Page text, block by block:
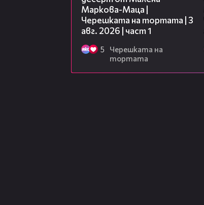
Маркова-Маца |
Черешката на тортата | 3
авг. 2026 | част 1
5
Черешката на
тортата